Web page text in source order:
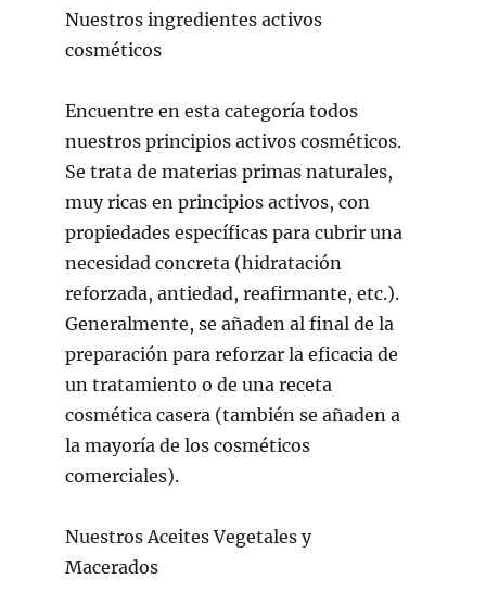
Nuestros ingredientes activos
cosméticos
Encuentre en esta categoría todos
nuestros principios activos cosméticos.
Se trata de materias primas naturales,
muy ricas en principios activos, con
propiedades específicas para cubrir una
necesidad concreta (hidratación
reforzada, antiedad, reafirmante, etc.).
Generalmente, se añaden al final de la
preparación para reforzar la eficacia de
un tratamiento o de una receta
cosmética casera (también se añaden a
la mayoría de los cosméticos
comerciales).
Nuestros Aceites Vegetales y
Macerados